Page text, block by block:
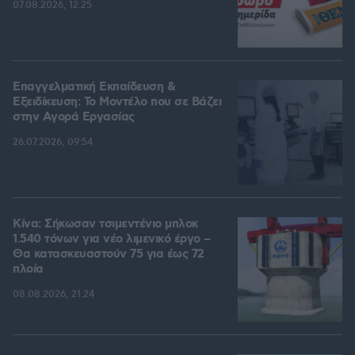
07.08.2026, 12:25
Επαγγελματική Εκπαίδευση &
Εξειδίκευση: Το Mοντέλο που σε Bάζει
στην Aγορά Eργασίας
26.07.2026, 09:54
Κίνα: Σήκωσαν τσιμεντένιο μπλοκ
1.540 τόνων για νέο λιμενικό έργο –
Θα κατασκευαστούν 75 για έως 72
πλοία
08.08.2026, 21:24